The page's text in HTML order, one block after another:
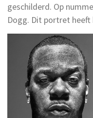
geschilderd. Op
Dogg. Dit portret heeft